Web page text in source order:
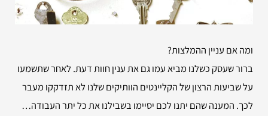
ומה אם עניין ההמלצות?
ברור שעסק כשלנו מביא עמו גם את ענין חוות דעת. לאחר שתשמעו
על שביעות הרצון של הקליינטים הוותיקים שלנו לא תזדקקו מעבר
לכך. המענה שהם יתנו לכם יסיימו בשבילנו את כל יתר העבודה…